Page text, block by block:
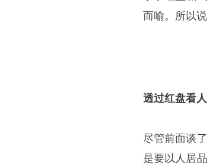
而喻。所以
透过红盘看
尽管前面谈
是要以人居